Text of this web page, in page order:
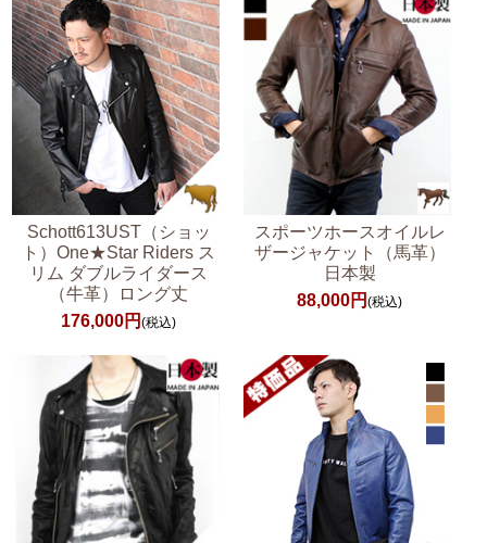
Schott613UST（ショッ
ト）One★Star Riders ス
リム ダブルライダース
（牛革）ロング丈
176,000円(税込)
スポーツホースオイルレ
ザージャケット（馬革）
日本製
88,000円(税込)